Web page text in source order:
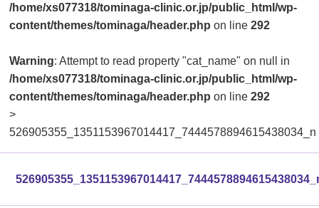
/home/xs077318/tominaga-clinic.or.jp/public_html/wp-
content/themes/tominaga/header.php on line292
Warning: Attempt to read property "cat_name" on null in
/home/xs077318/tominaga-clinic.or.jp/public_html/wp-
content/themes/tominaga/header.php on line292
>
526905355_1351153967014417_7444578894615438034_n